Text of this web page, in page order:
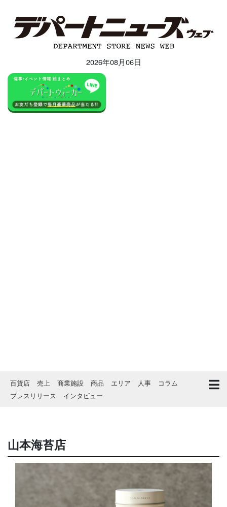
2026年08月06日
百貨店 売上 商業施設 商品 エリア 人事
コラム
プレスリリース
インタビュー
山本海苔店